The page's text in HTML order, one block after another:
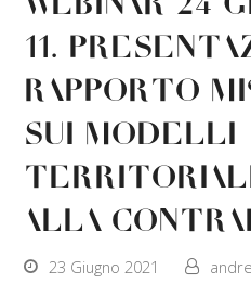
11.
rapporto
sui modelli
alla
23 Giugno 2021